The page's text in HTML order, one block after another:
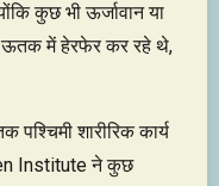
कुछ भी ऊर्जावान या
ऊतक में हेरफेर कर रहे थे,
शारीरिक कार्य
Institute ने कुछ